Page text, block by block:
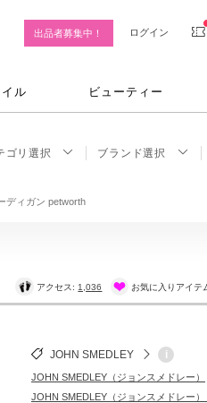
出品者募集中！ ログイン
ル ビューティー
ゴリ選択 ブランド選択
ディガン petworth
アクセス: 1,036 お気に入りアイテ
JOHN SMEDLEY i
JOHN SMEDLEY（ジョンスメドレー）
JOHN SMEDLEY（ジョンスメドレー）